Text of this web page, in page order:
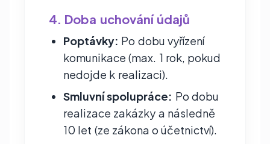
4. Doba uchování údajů
Poptávky: Po dobu vyřízení
komunikace (max. 1 rok, pokud
nedojde k realizaci).
Smluvní spolupráce: Po dobu
realizace zakázky a následně
10 let (ze zákona o účetnictví).